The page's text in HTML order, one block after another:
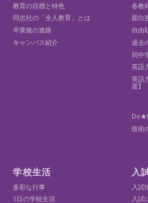
教育の目標と特色
同志社の「全人教育」とは
卒業後の進路
キャンパス紹介
各教
面白
自由
過去
同中
英語
英語
度】
技術
学校生活
多彩な行事
1日の学校生活
入
入試
入試